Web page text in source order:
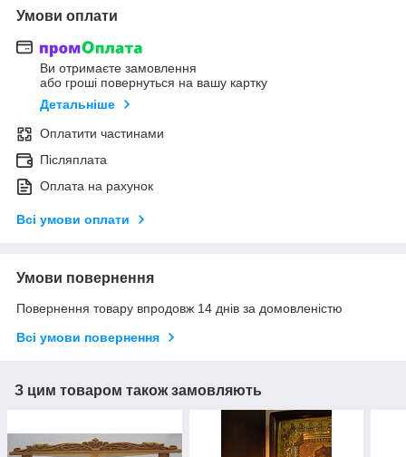
Умови оплати
Ви отримаєте замовлення
або гроші повернуться на вашу картку
Детальніше
Оплатити частинами
Післяплата
Оплата на рахунок
Всі умови оплати
Умови повернення
Повернення товару впродовж 14 днів за домовленістю
Всі умови повернення
З цим товаром також замовляють